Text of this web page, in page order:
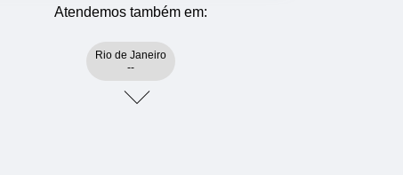
Atendemos também em:
Rio de Janeiro
--